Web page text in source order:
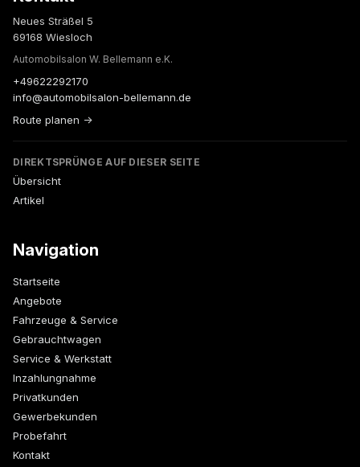
Neues Sträßel 5
69168 Wiesloch
Automobilsalon W. Bellemann e.K.
+49622292170
info@automobilsalon-bellemann.de
Route planen →
DIREKTSPRÜNGE AUF DIESER SEITE
Übersicht
Artikel
Navigation
Startseite
Angebote
Fahrzeuge & Service
Gebrauchtwagen
Service & Werkstatt
Inzahlungnahme
Privatkunden
Gewerbekunden
Probefahrt
Kontakt